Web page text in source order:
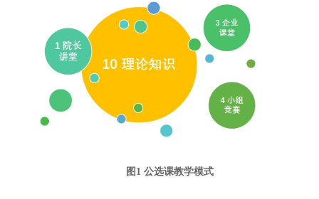
图 1 公选课教学模式